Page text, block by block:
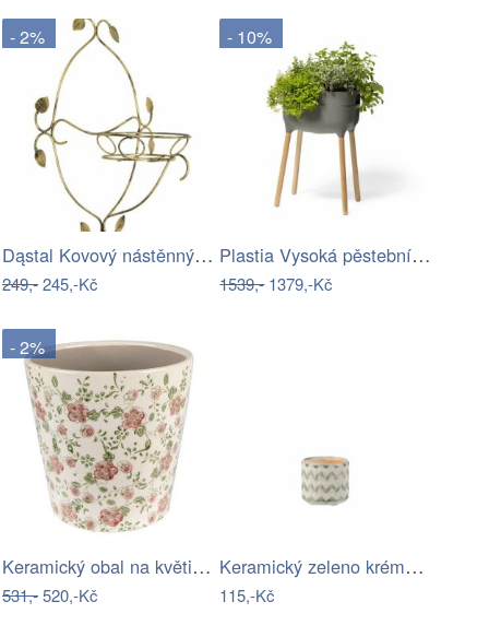
- 2%
Dąstal Kovový nástěnný květinový držák
249,-245,-Kč
- 10%
Plastia Vysoká pěstební nádoba Urbalive…
1539,-1379,-Kč
- 2%
Keramický obal na květináč s růžovými…
531,-520,-Kč
Keramický zeleno krémový květináč se…
115,-Kč